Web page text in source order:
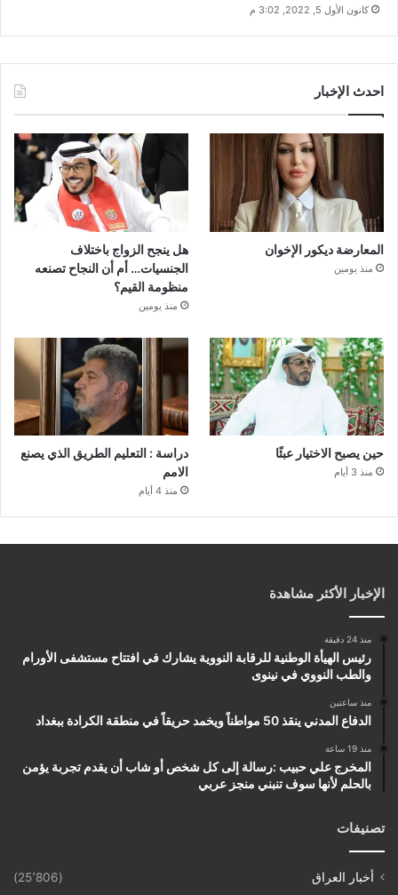
كانون الأول 5, 2022, 3:02 م
احدث الإخبار
المعارضة ديكور الإخوان
منذ يومين
هل ينجح الزواج باختلاف
الجنسيات… أم أن النجاح تصنعه
منظومة القيم؟
منذ يومين
حين يصبح الاختيار عبئًا
منذ 3 أيام
دراسة : التعليم الطريق الذي يصنع
الامم
منذ 4 أيام
الإخبار الأكثر مشاهدة
منذ 24 دقيقة
رئيس الهيأة الوطنية للرقابة النووية يشارك في افتتاح مستشفى الأورام
والطب النووي في نينوى
منذ ساعتين
الدفاع المدني ينقذ 50 مواطناً ويخمد حريقاً في منطقة الكرادة ببغداد
منذ 19 ساعة
المخرج علي حبيب :رسالة إلى كل شخص أو شاب أن يقدم تجربة يؤمن
بالحلم لأنها سوف تنبني منجز عربي
تصنيفات
أخبار العراق
(25٬806)